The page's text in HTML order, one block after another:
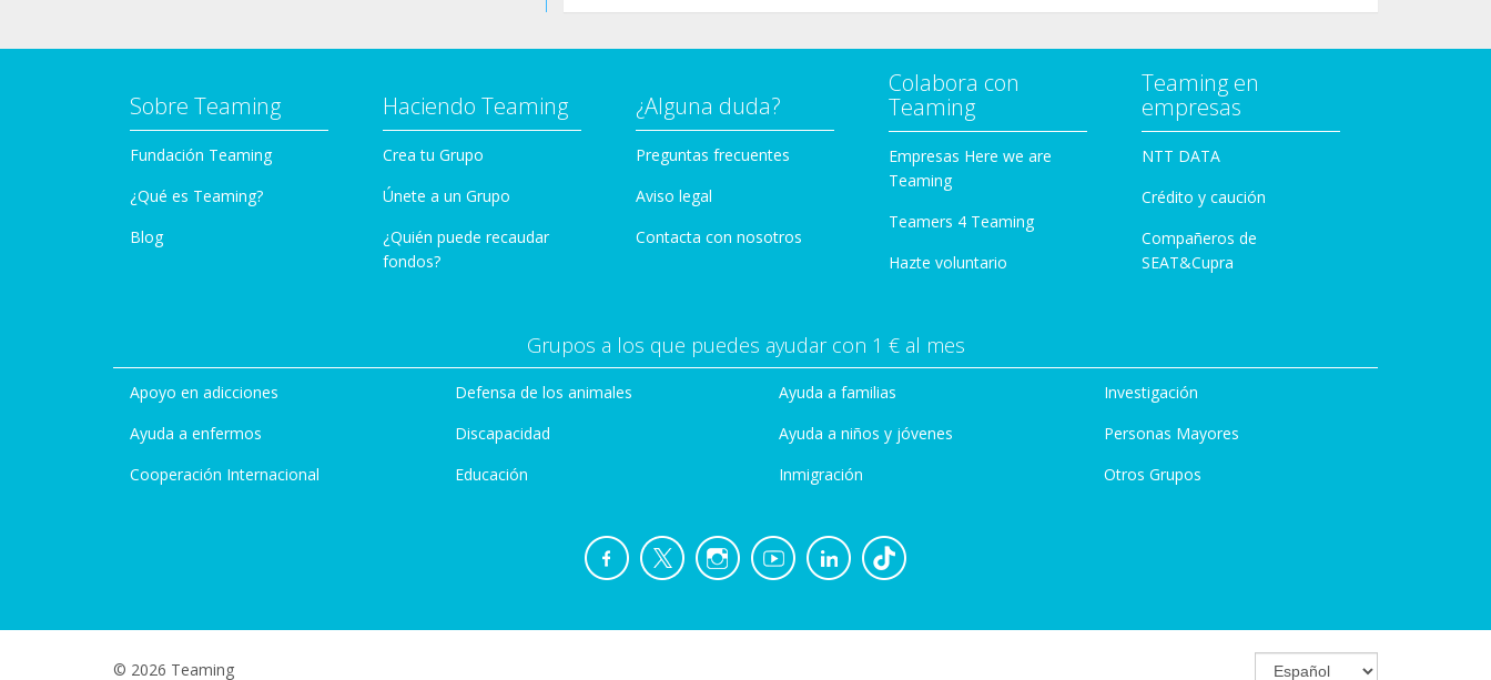
Sobre Teaming
Fundación Teaming
¿Qué es Teaming?
Blog
Haciendo Teaming
Crea tu Grupo
Únete a un Grupo
¿Quién puede recaudar
fondos?
¿Alguna duda?
Preguntas frecuentes
Aviso legal
Contacta con nosotros
Colabora con
Teaming
Empresas Here we are
Teaming
Teamers 4 Teaming
Hazte voluntario
Teaming en
empresas
NTT DATA
Crédito y caución
Compañeros de
SEAT&Cupra
Grupos a los que puedes ayudar con 1 € al mes
Apoyo en adicciones
Ayuda a enfermos
Cooperación Internacional
Defensa de los animales
Discapacidad
Educación
Ayuda a familias
Ayuda a niños y jóvenes
Inmigración
Investigación
Personas Mayores
Otros Grupos
© 2026 Teaming